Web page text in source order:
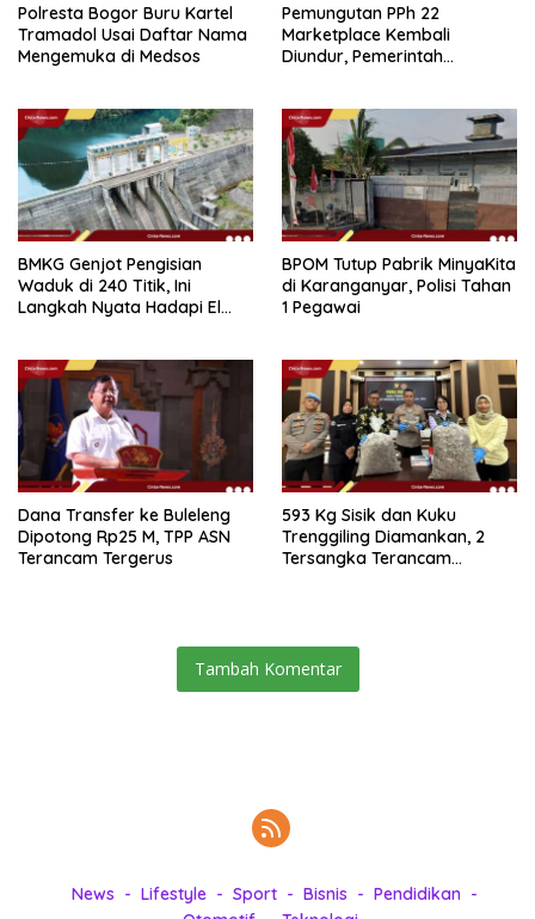
Polresta Bogor Buru Kartel
Tramadol Usai Daftar Nama
Mengemuka di Medsos
Pemungutan PPh 22
Marketplace Kembali
Diundur, Pemerintah
BMKG Genjot Pengisian
Waduk di 240 Titik, Ini
Langkah Nyata Hadapi El
BPOM Tutup Pabrik MinyaKita
di Karanganyar, Polisi Tahan
1 Pegawai
Dana Transfer ke Buleleng
Dipotong Rp25 M, TPP ASN
Terancam Tergerus
593 Kg Sisik dan Kuku
Trenggiling Diamankan, 2
Tersangka Terancam
Tambah Komentar
News Lifestyle Sport Bisnis
Pendidikan